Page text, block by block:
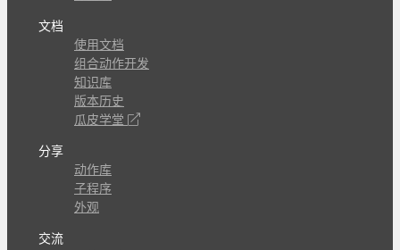
文档
使用文档
组合动作开发
知识库
版本历史
瓜皮学堂
分享
动作库
子程序
外观
交流